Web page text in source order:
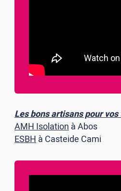
Les bons artisans pour
AMH Isolationà Abos
ESBHà Casteide Cami